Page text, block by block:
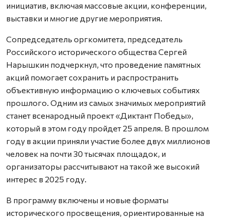
инициатив, включая массовые акции, конференции,
выставки и многие другие мероприятия.
Сопредседатель оргкомитета, председатель
Российского исторического общества Сергей
Нарышкин подчеркнул, что проведение памятных
акций помогает сохранить и распространить
объективную информацию о ключевых событиях
прошлого. Одним из самых значимых мероприятий
станет всенародный проект «Диктант Победы»,
который в этом году пройдет 25 апреля. В прошлом
году в акции приняли участие более двух миллионов
человек на почти 30 тысячах площадок, и
организаторы рассчитывают на такой же высокий
интерес в 2025 году.
В программу включены и новые форматы
исторического просвещения, ориентированные на